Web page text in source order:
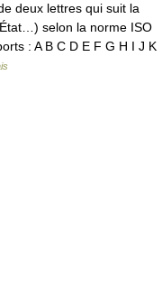
deux lettres qui suit la
selon la norme ISO
: A B C D E F G H I J K